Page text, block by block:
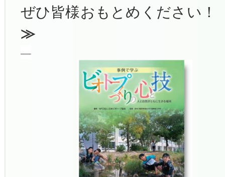
ぜひ皆様おもとめください
≫
—